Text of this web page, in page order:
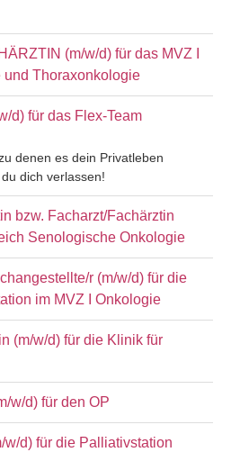
(m/w/d) für das MVZ I
Thoraxonkologie
d) für das Flex-Team
denen es dein Privatleben
dich verlassen!
bzw. Facharzt/Fachärztin
Senologische Onkologie
r (m/w/d) für die
im MVZ I Onkologie
(m/w/d) für die Klinik für
w/d) für den OP
w/d) für die Palliativstation